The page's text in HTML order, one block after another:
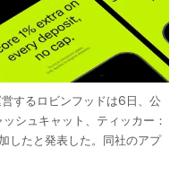
するロビンフッドは6日、公
シュキャット、ティッカー：
したと発表した。同社のアプ